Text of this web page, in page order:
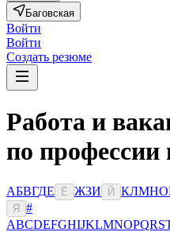
Баговская
Войти
Войти
Создать резюме
Работа и
по профессии
АБВГДЕ Ё ЖЗИ Й КЛМНО
Я
#
ABCDEFGHIJKLMNOPQRS